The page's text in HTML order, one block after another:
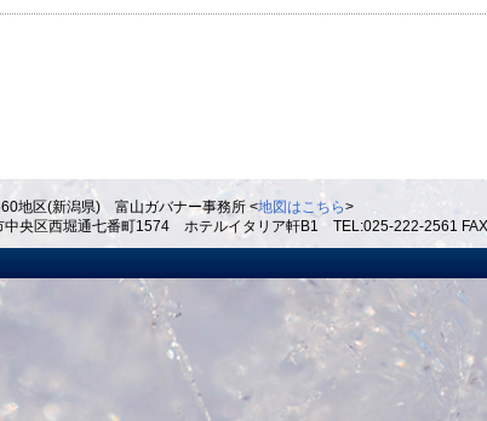
地区(新潟県) 富山ガバナー事務所 <地図はこちら>
央区西堀通七番町1574 ホテルイタリア軒B1 TEL:025-222-2561